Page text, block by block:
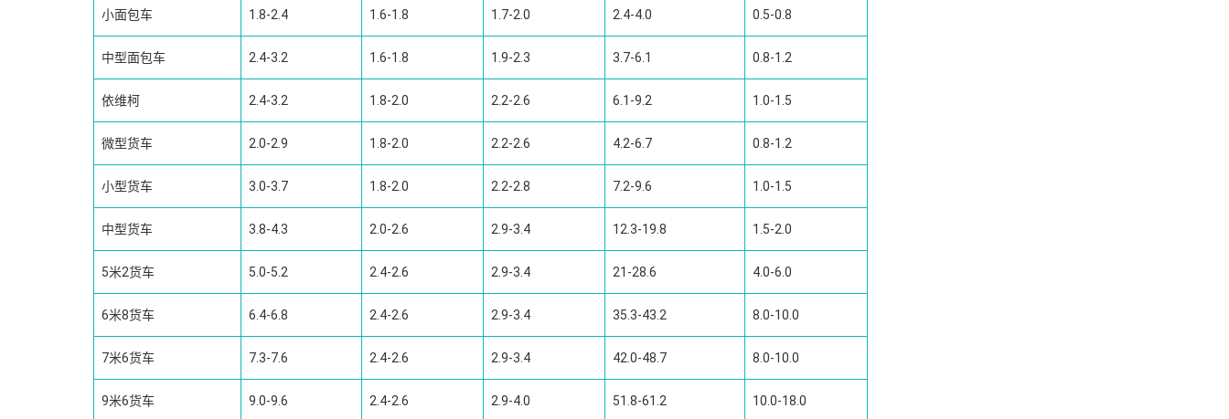
小面包车 1.8-2.4 1.6-1.8 1.7-2.0 2.4-4.0 0.5-0.8
中型面包车 2.4-3.2 1.6-1.8 1.9-2.3 3.7-6.1 0.8-1.2
依维柯 2.4-3.2 1.8-2.0 2.2-2.6 6.1-9.2 1.0-1.5
微型货车 2.0-2.9 1.8-2.0 2.2-2.6 4.2-6.7 0.8-1.2
小型货车 3.0-3.7 1.8-2.0 2.2-2.8 7.2-9.6 1.0-1.5
中型货车 3.8-4.3 2.0-2.6 2.9-3.4 12.3-19.8 1.5-2.0
5米2货车 5.0-5.2 2.4-2.6 2.9-3.4 21-28.6 4.0-6.0
6米8货车 6.4-6.8 2.4-2.6 2.9-3.4 35.3-43.2 8.0-10.0
7米6货车 7.3-7.6 2.4-2.6 2.9-3.4 42.0-48.7 8.0-10.0
9米6货车 9.0-9.6 2.4-2.6 2.9-4.0 51.8-61.2 10.0-18.0